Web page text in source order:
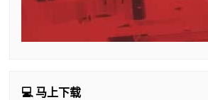
💻 马上下载